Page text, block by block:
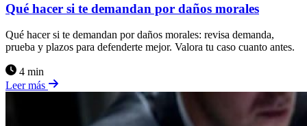
Qué hacer si te demandan por daños morales
Qué hacer si te demandan por daños morales: revisa demanda,
prueba y plazos para defenderte mejor. Valora tu caso cuanto antes.
4 min
Leer más